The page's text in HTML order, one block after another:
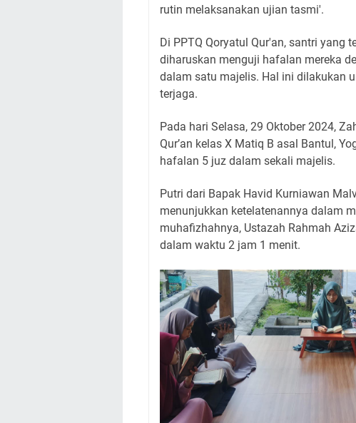
rutin melaksanakan ujian tasmi'.
Di PPTQ Qoryatul Qur'an, santri yang
diharuskan menguji hafalan mereka
dalam satu majelis. Hal ini dilakukan
terjaga.
Pada hari Selasa, 29 Oktober 2024,
Qur’an kelas X Matiq B asal Bantul,
hafalan 5 juz dalam sekali majelis.
Putri dari Bapak Havid Kurniawan
menunjukkan ketelatenannya dalam
muhafizhahnya, Ustazah Rahmah
dalam waktu 2 jam 1 menit.